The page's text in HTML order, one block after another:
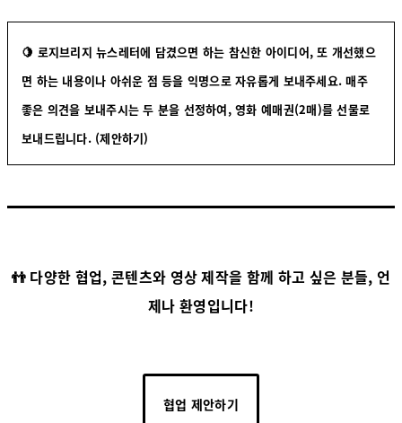
🍋 로지브리지 뉴스레터에 담겼으면 하는 참신한 아이디어, 또 개선했으
면 하는 내용이나 아쉬운 점 등을 익명으로 자유롭게 보내주세요. 매주
좋은 의견을 보내주시는 두 분을 선정하여, 영화 예매권(2매)를 선물로
보내드립니다.(제안하기)
👬 다양한 협업, 콘텐츠와 영상 제작을 함께 하고 싶은 분들, 언
제나 환영입니다!
협업 제안하기